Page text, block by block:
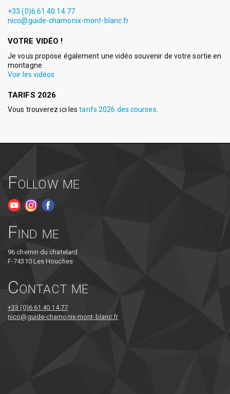
+33 (0)6.61.40.14.77
nico@guide-chamonix-mont-blanc.fr
VOTRE VIDÉO !
Je vous propose également une vidéo souvenir de votre sortie en
montagne
Voir les vidéos
TARIFS 2026
Vous trouverez ici lestarifs 2026 des courses.
Follow me
Find me
96 chemin du chatelard
F-74310 Les Houches
Contact me
+33 (0)6.61.40.14.77
nico@guide-chamonix-mont-blanc.fr